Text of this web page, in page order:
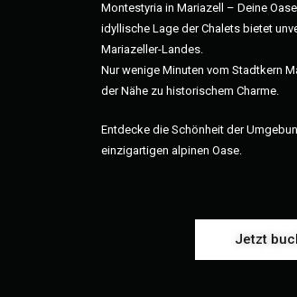
Montestyria in Mariazell – Deine
idyllische Lage der Chalets bietet
Mariazeller-Landes.
Nur wenige Minuten vom Stadtkern
der Nähe zu historischem Charme.
Entdecke die Schönheit der
einzigartigen alpinen Oase.
Jetzt